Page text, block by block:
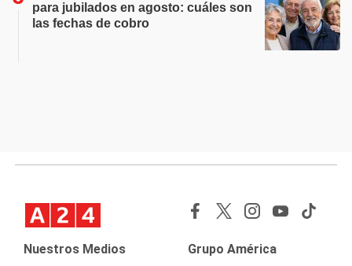
para jubilados en agosto: cuáles son
las fechas de cobro
Nuestros Medios Grupo América